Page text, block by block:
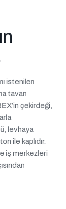
istenilen
tavan
çekirdeği,
levhaya
ile kaplıdır.
iş merkezleri